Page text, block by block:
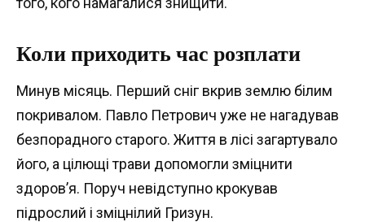
Коли приходить час розплати
Минув місяць. Перший сніг вкрив землю білим
покривалом. Павло Петрович уже не нагадував
безпорадного старого. Життя в лісі загартувало
його, а цілющі трави допомогли зміцнити
здоров’я. Поруч невідступно крокував
підрослий і зміцнілий Гризун.